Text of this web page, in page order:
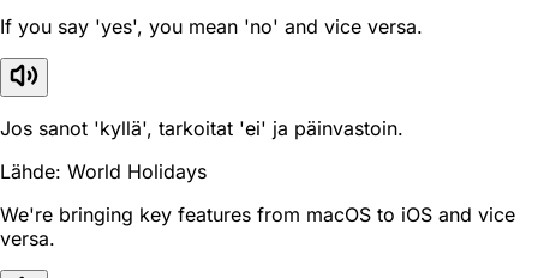
If you say 'yes', you mean 'no' and vice versa.
Jos sanot 'kyllä', tarkoitat 'ei' ja päinvastoin.
Lähde: World Holidays
We're bringing key features from macOS to iOS and vice
versa.